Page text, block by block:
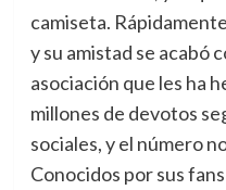
camiseta.
y su amistad se acabó
asociación que les ha
millones de devotos
sociales, y el número
Conocidos por sus